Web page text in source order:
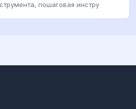
пошаговая инстру